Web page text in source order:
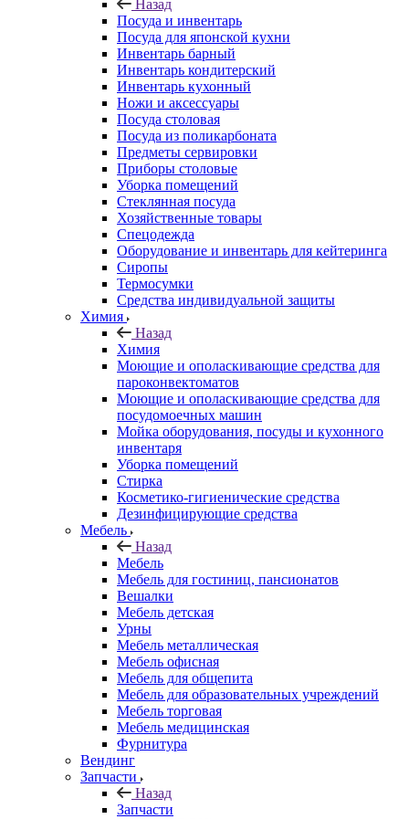
Назад
Посуда и инвентарь
Посуда для японской кухни
Инвентарь барный
Инвентарь кондитерский
Инвентарь кухонный
Ножи и аксессуары
Посуда столовая
Посуда из поликарбоната
Предметы сервировки
Приборы столовые
Уборка помещений
Стеклянная посуда
Хозяйственные товары
Спецодежда
Оборудование и инвентарь для кейтеринга
Сиропы
Термосумки
Средства индивидуальной защиты
Химия
Назад
Химия
Моющие и ополаскивающие средства для
пароконвектоматов
Моющие и ополаскивающие средства для
посудомоечных машин
Мойка оборудования, посуды и кухонного
инвентаря
Уборка помещений
Стирка
Косметико-гигиенические средства
Дезинфицирующие средства
Мебель
Назад
Мебель
Мебель для гостиниц, пансионатов
Вешалки
Мебель детская
Урны
Мебель металлическая
Мебель офисная
Мебель для общепита
Мебель для образовательных учреждений
Мебель торговая
Мебель медицинская
Фурнитура
Вендинг
Запчасти
Назад
Запчасти